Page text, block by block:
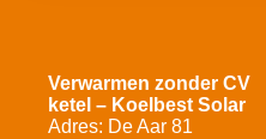
Verwarmen zonder CV
ketel – Koelbest Solar
Adres: De Aar 81